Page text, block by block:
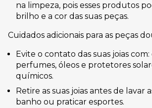
na limpeza, pois esses produtos
brilho e a cor das suas peças.
Cuidados adicionais para as peças
Evite o contato das suas joias com:
perfumes, óleos e protetores
químicos.
Retire as suas joias antes de lavar
banho ou praticar esportes.